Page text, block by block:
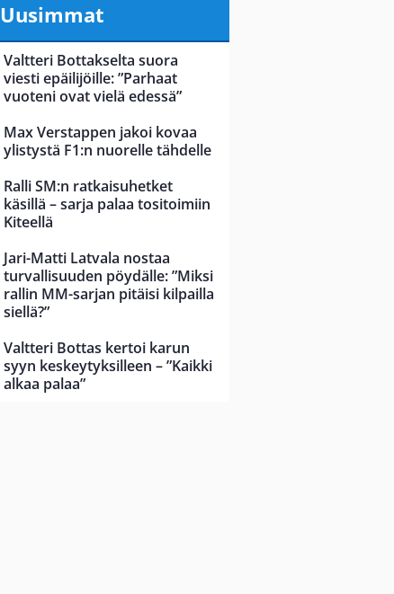
Uusimmat
Valtteri Bottakselta suora
viesti epäilijöille: ”Parhaat
vuoteni ovat vielä edessä”
Max Verstappen jakoi kovaa
ylistystä F1:n nuorelle tähdelle
Ralli SM:n ratkaisuhetket
käsillä – sarja palaa tositoimiin
Kiteellä
Jari-Matti Latvala nostaa
turvallisuuden pöydälle: ”Miksi
rallin MM-sarjan pitäisi kilpailla
siellä?”
Valtteri Bottas kertoi karun
syyn keskeytyksilleen – ”Kaikki
alkaa palaa”